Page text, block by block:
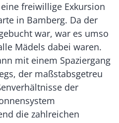
freiwillige Exkursion
in Bamberg. Da der
war, war es umso
Mädels dabei waren.
mit einem Spaziergang
der maßstabsgetreu
der
die zahlreichen